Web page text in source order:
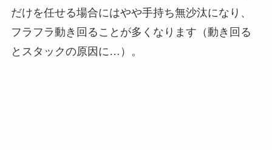
だけを任せる場合にはやや手持ち無沙汰になり、
フラフラ動き回ることが多くなります（動き回る
とスタックの原因に…）。